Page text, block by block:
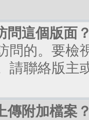
問這個版面
問的。要檢
請聯絡版主
傳附加檔案